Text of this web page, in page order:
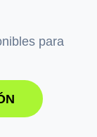
para